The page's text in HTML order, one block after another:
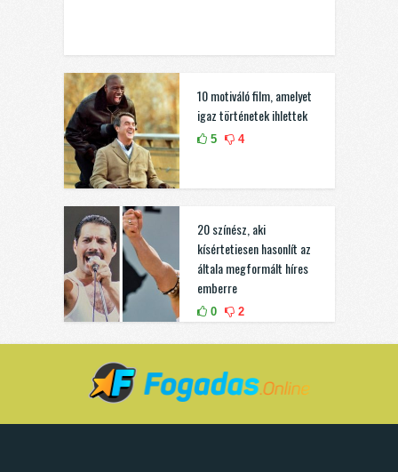
10 motiváló film, amelyet
igaz történetek ihlettek
5 4
20 színész, aki
kísértetiesen hasonlít az
általa megformált híres
emberre
0 2